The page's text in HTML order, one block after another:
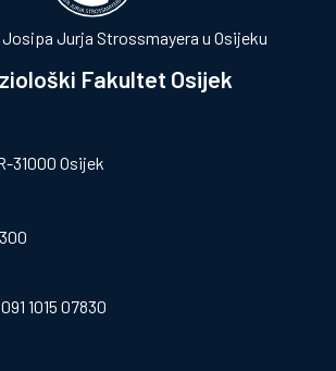
Jurja Strossmayera u Osijeku
Fakultet Osijek
31000 Osijek
1015 07830